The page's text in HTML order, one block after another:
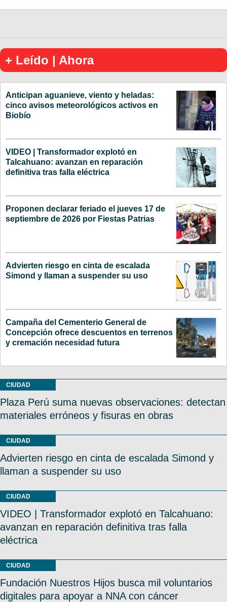
+ Leído | Ahora
Anticipan aguanieve, viento y heladas:
cinco avisos meteorológicos activos en
Biobío
VIDEO | Transformador explotó en
Talcahuano: avanzan en reparación
definitiva tras falla eléctrica
Proponen declarar feriado el jueves 17 de
septiembre de 2026 por Fiestas Patrias
Advierten riesgo en cinta de escalada
Simond y llaman a suspender su uso
Campaña del Cementerio General de
Concepción ofrece descuentos en terrenos
y cremación necesidad futura
CIUDAD
Plaza Perú suma nuevas observaciones: detectan
materiales erróneos y fisuras en obras
CIUDAD
Advierten riesgo en cinta de escalada Simond y
llaman a suspender su uso
CIUDAD
VIDEO | Transformador explotó en Talcahuano:
avanzan en reparación definitiva tras falla
eléctrica
CIUDAD
Fundación Nuestros Hijos busca mil voluntarios
digitales para apoyar a NNA con cáncer